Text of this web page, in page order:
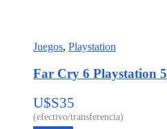
Juegos, Playstation
Far Cry 6 Playstation 5
U$S35